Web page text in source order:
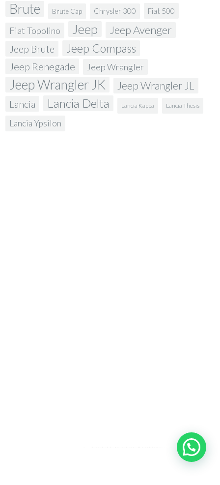
Brute Brute Cap Chrysler 300 Fiat 500
Fiat Topolino Jeep Jeep Avenger
Jeep Brute Jeep Compass
Jeep Renegade Jeep Wrangler
Jeep Wrangler JK Jeep Wrangler JL
Lancia Lancia Delta Lancia Kappa Lancia Thesis
Lancia Ypsilon